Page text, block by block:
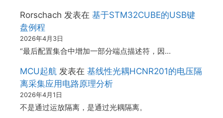
Rorschach 发表在 基于STM32CUBE的USB键
盘例程
2026年4月3日
“最后配置集合中增加一部分端点描述符，因…
MCU起航 发表在 基线性光耦HCNR201的电压隔
离采集应用电路原理分析
2026年4月1日
不是通过运放隔离，是通过光耦隔离。